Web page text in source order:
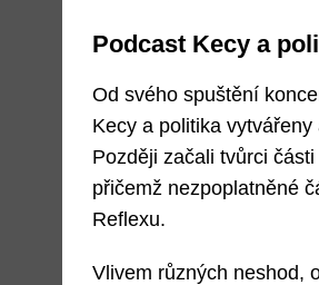
Podcast Kecy a
Od svého spuštění
Kecy a politika
Později začali tvůrci
přičemž nezpoplatněné
Reflexu.
Vlivem různých neshod,